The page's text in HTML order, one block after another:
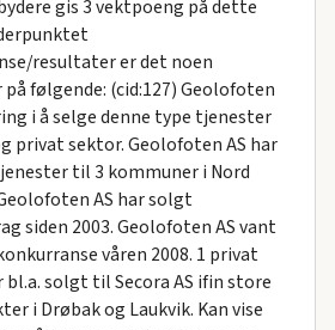
gis 3 vektpoeng på dette
resultater er det noen
følgende: (cid:127) Geolofoten
i å selge denne type tjenester
privat sektor. Geolofoten AS har
til 3 kommuner i Nord
AS har solgt
siden 2003. Geolofoten AS vant
våren 2008. 1 privat
solgt til Secora AS ifin store
i Drøbak og Laukvik. Kan vise